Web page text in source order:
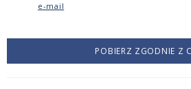
e-mail
POBIERZ ZGODNIE Z